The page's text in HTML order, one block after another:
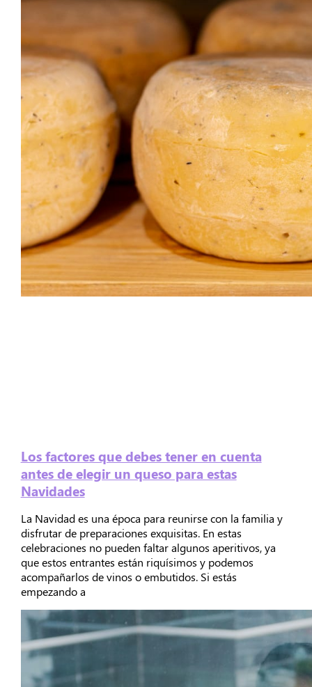
Los factores que debes tener en cuenta
antes de elegir un queso para estas
Navidades
La Navidad es una época para reunirse con la familia y
disfrutar de preparaciones exquisitas. En estas
celebraciones no pueden faltar algunos aperitivos, ya
que estos entrantes están riquísimos y podemos
acompañarlos de vinos o embutidos. Si estás
empezando a